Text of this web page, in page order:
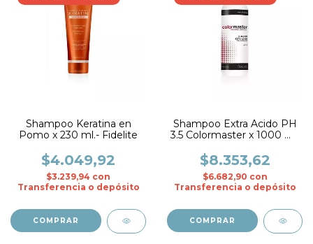
Shampoo Keratina en
Pomo x 230 ml.- Fidelite
$4.049,92
$3.239,94 con
Transferencia o depósito
Shampoo Extra Acido PH
3.5 Colormaster x 1000 ml.
$8.353,62
$6.682,90 con
Transferencia o depósito